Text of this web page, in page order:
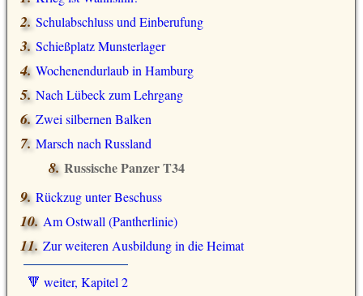
Schulabschluss und Einberufung
Schießplatz Munsterlager
Wochenendurlaub in Hamburg
Nach Lübeck zum Lehrgang
Zwei silbernen Balken
Marsch nach Russland
Russische Panzer T34
Rückzug unter Beschuss
Am Ostwall (Pantherlinie)
Zur weiteren Ausbildung in die Heimat
🔻 weiter, Kapitel 2